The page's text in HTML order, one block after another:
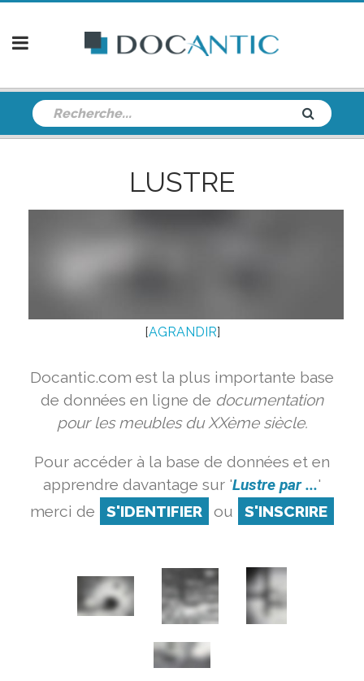
LUSTRE
[AGRANDIR]
Docantic.com est la plus importante base
de données en ligne de documentation
pour les meubles du XXème siècle.
Pour accéder à la base de données et en
apprendre davantage sur 'Lustre par ...'
merci de
S'IDENTIFIER ou S'INSCRIRE